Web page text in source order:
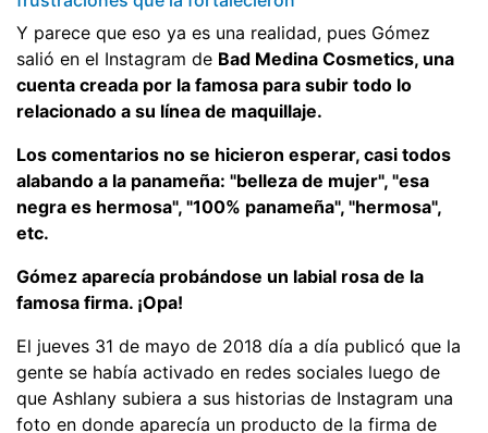
Y parece que eso ya es una realidad, pues Gómez
salió en el Instagram de Bad Medina Cosmetics, una
cuenta creada por la famosa para subir todo lo
relacionado a su línea de maquillaje.
Los comentarios no se hicieron esperar, casi todos
alabando a la panameña: "belleza de mujer", "esa
negra es hermosa", "100% panameña", "hermosa",
etc.
Gómez aparecía probándose un labial rosa de la
famosa firma. ¡Opa!
El jueves 31 de mayo de 2018 día a día publicó que la
gente se había activado en redes sociales luego de
que Ashlany subiera a sus historias de Instagram una
foto en donde aparecía un producto de la firma de